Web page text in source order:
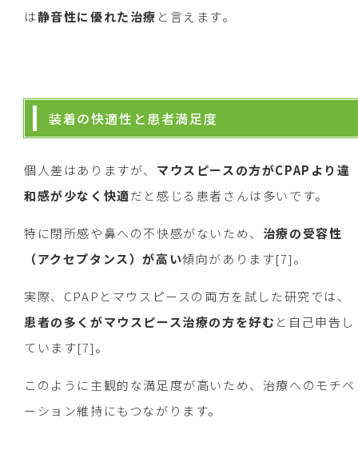
は静音性に優れた治療 と言えます。
装着の快適性と患者満足度
個人差はありますが、 マウスピースの方がCPAPより違
和感が少なく快適だと感じる患者さんは多いです。
特に閉所感や鼻への不快感がないため、 治療の受容性
（アクセプタンス）が高い傾向があります[7]。
実際、CPAPとマウスピースの両方を試した研究では、
患者の多くがマウスピース治療の方を好む と自己申告し
ています[7]。
このように主観的な満足度が高いため、治療へのモチベ
ーション維持にもつながります。